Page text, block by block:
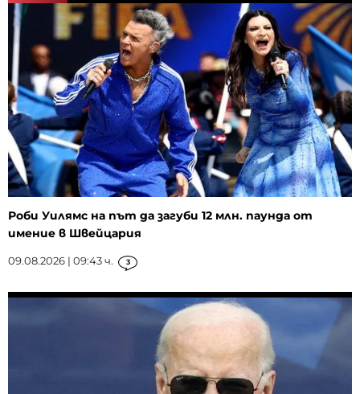
Роби Уилямс на път да загуби 12 млн. паунда от
имение в Швейцария
09.08.2026 | 09:43 ч. 3